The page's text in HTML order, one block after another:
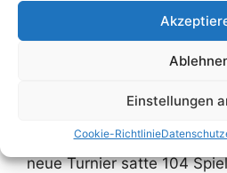
Einstellungen
Cookie-Richtlinie
Im kommenden Jahr findet
Turniermodus wird
neue Turnier satte 104